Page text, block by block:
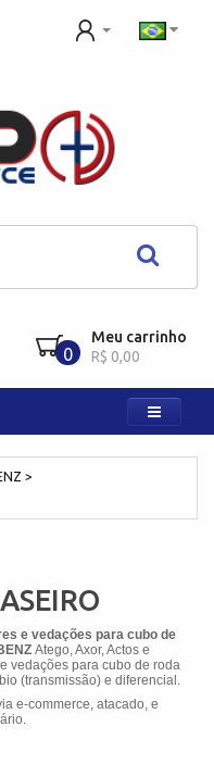
0
Meu carrinho
R$ 0,00
e vedações para cubo de
Atego, Axor, Actos e
vedações para cubo de roda
(transmissão) e diferencial.
e-commerce, atacado, e